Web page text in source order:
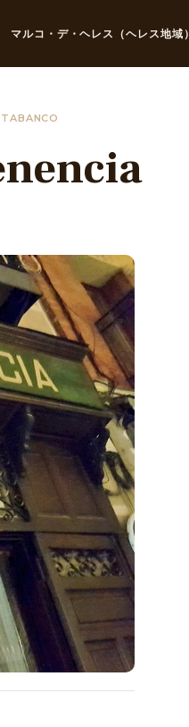
マルコ・デ・ヘレス（ヘレス地域）
TABANCO